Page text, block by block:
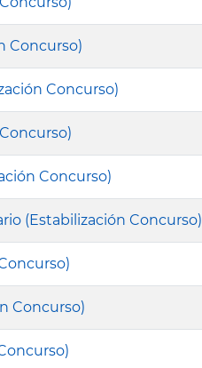
Concurso)
Concurso)
Concurso)
(Estabilización Concurso)
Concurso)